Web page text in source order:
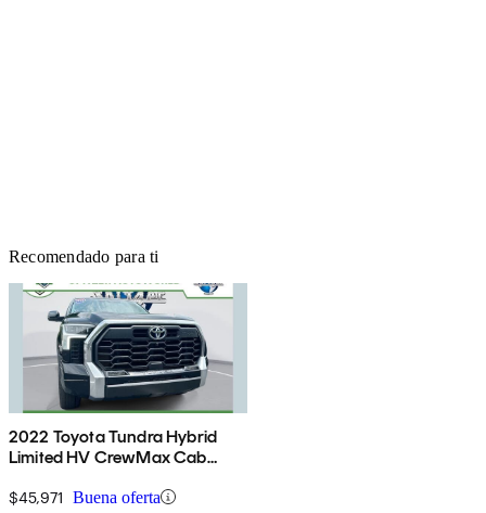
Recomendado para ti
2022 Toyota Tundra Hybrid
Limited HV CrewMax Cab
$45,971 Buena oferta